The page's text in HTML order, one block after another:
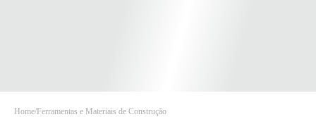
Home Ferramentas e Materiais de Construção